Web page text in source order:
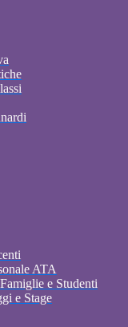
ATA
e Studenti
e Stage